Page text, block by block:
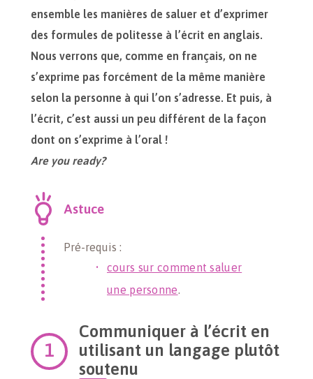
ensemble les manières de saluer et d’exprimer
des formules de politesse à l’écrit en anglais.
Nous verrons que, comme en français, on ne
s’exprime pas forcément de la même manière
selon la personne à qui l’on s’adresse. Et puis, à
l’écrit, c’est aussi un peu différent de la façon
dont on s’exprime à l’oral !
Are you ready?
Astuce
Pré-requis :
cours sur comment saluer
une personne.
Communiquer à l’écrit en
utilisant un langage plutôt
soutenu